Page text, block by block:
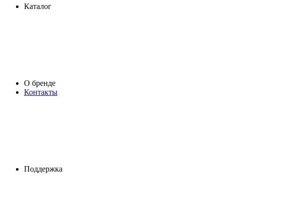
Каталог
О бренде
Контакты
Поддержка